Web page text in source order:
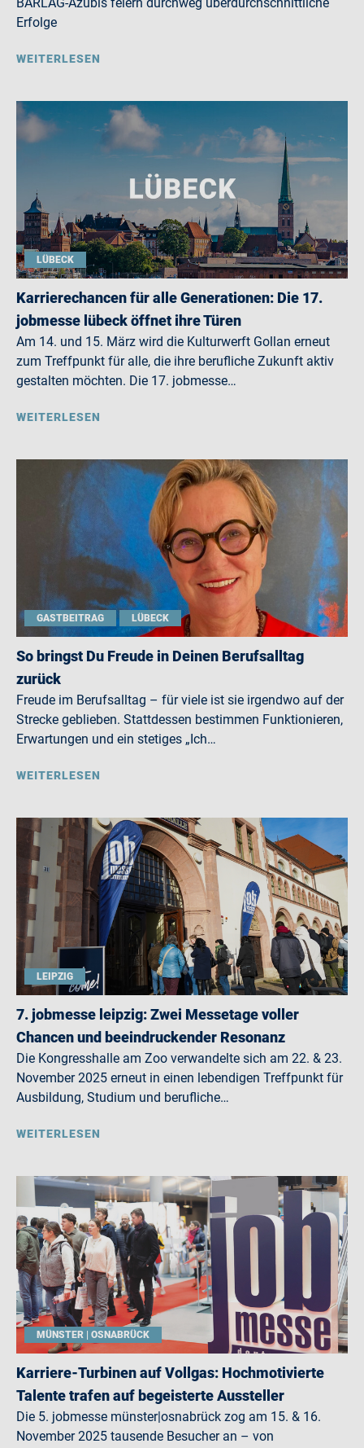
Erfolge
WEITERLESEN
LÜBECK
Karrierechancen für alle Generationen: Die 17.
jobmesse lübeck öffnet ihre Türen
Am 14. und 15. März wird die Kulturwerft Gollan erneut
zum Treffpunkt für alle, die ihre berufliche Zukunft aktiv
gestalten möchten. Die 17. jobmesse…
WEITERLESEN
GASTBEITRAG LÜBECK
So bringst Du Freude in Deinen Berufsalltag
zurück
Freude im Berufsalltag – für viele ist sie irgendwo auf der
Strecke geblieben. Stattdessen bestimmen Funktionieren,
Erwartungen und ein stetiges „Ich…
WEITERLESEN
LEIPZIG
7. jobmesse leipzig: Zwei Messetage voller
Chancen und beeindruckender Resonanz
Die Kongresshalle am Zoo verwandelte sich am 22. & 23.
November 2025 erneut in einen lebendigen Treffpunkt für
Ausbildung, Studium und berufliche…
WEITERLESEN
MÜNSTER | OSNABRÜCK
Karriere-Turbinen auf Vollgas: Hochmotivierte
Talente trafen auf begeisterte Aussteller
Die 5. jobmesse münster|osnabrück zog am 15. & 16.
November 2025 tausende Besucher an – von